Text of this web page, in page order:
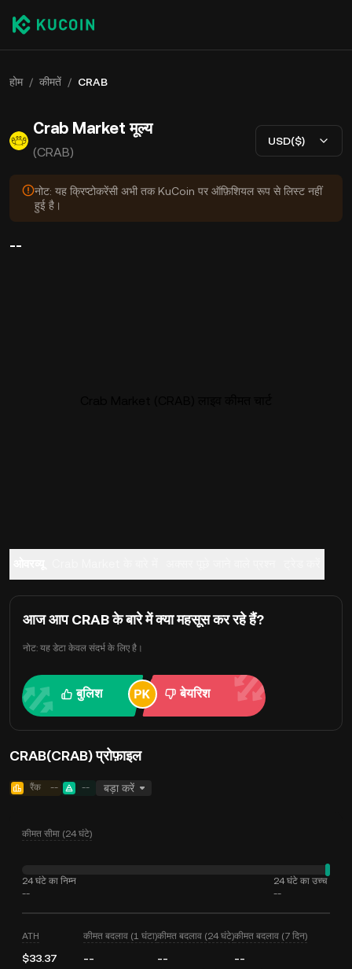
होम / कीमतें / CRAB
Crab Market मूल्य
(CRAB)
USD($)
नोट: यह क्रिप्टोकरेंसी अभी तक KuCoin पर ऑफ़िशियल रूप से लिस्ट नहीं
हुई है।
--
आज आप CRAB के बारे में क्या महसूस कर रहे हैं?
नोट: यह डेटा केवल संदर्भ के लिए है।
बुलिश बेयरिश
CRAB(CRAB) प्रोफ़ाइल
रैंक -- -- बड़ा करें
कीमत सीमा (24 घंटे)
24 घंटे का निम्न
--
24 घंटे का उच्च
--
ATH
$33.37
कीमत बदलाव (1 घंटा)
--
कीमत बदलाव (24 घंटे)
--
कीमत बदलाव (7 दिन)
--